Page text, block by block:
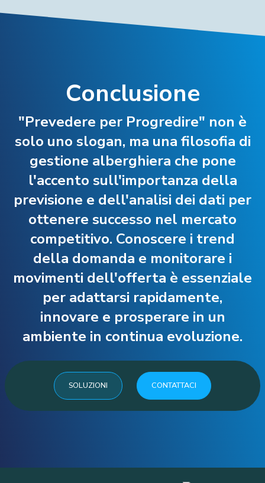
Conclusione
"Prevedere per Progredire" non è
solo uno slogan, ma una filosofia di
gestione alberghiera che pone
l'accento sull'importanza della
previsione e dell'analisi dei dati per
ottenere successo nel mercato
competitivo. Conoscere i trend
della domanda e monitorare i
movimenti dell'offerta è essenziale
per adattarsi rapidamente,
innovare e prosperare in un
ambiente in continua evoluzione.
SOLUZIONI CONTATTACI